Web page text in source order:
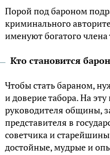
Порой под бароном
криминального
именуют богатого члена
Кто становится
Чтобы стать бараном,
и доверие табора. На
руководителя общины,
представителя в
советчика и
достойные, мудрые и